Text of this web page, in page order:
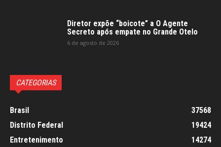
Diretor expõe “boicote” a O Agente
Secreto após empate no Grande Otelo
6 de agosto de 2026
CATEGORIAS
Brasil
37568
Distrito Federal
19424
Entretenimento
14274